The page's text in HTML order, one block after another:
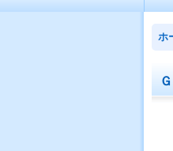
ホ